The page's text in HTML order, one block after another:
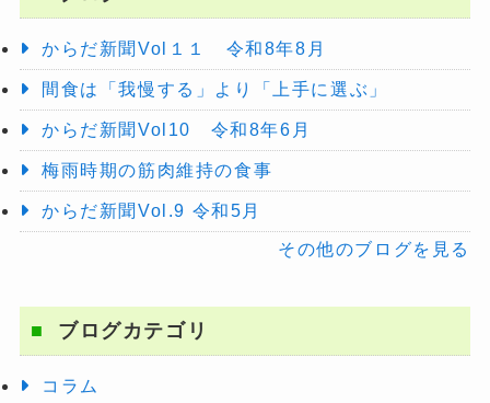
からだ新聞Vol１１ 令和8年8月
間食は「我慢する」より「上手に選ぶ」
からだ新聞Vol10 令和8年6月
梅雨時期の筋肉維持の食事
からだ新聞Vol.9 令和5月
その他のブログを見る
ブログカテゴリ
コラム